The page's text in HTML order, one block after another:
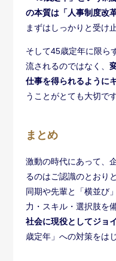
の本質は「人事制度改
まずはしっかりと受け
そして45歳定年に限ら
流されるのではなく、
仕事を得られるように
うことがとても大切です
まとめ
激動の時代にあって、
るのはご認識のとおり
同期や先輩と「横並び
力・スキル・選択肢を備
社会に現役としてジョ
歳定年」への対策をは